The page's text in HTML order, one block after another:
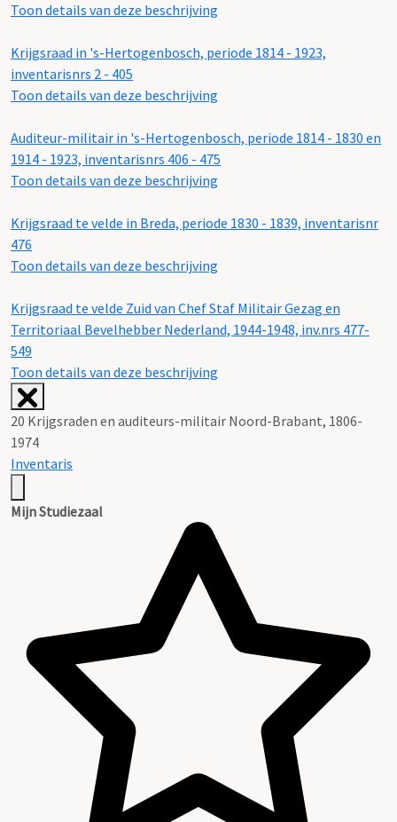
Toon details van deze beschrijving
Krijgsraad in 's-Hertogenbosch, periode 1814 - 1923,
inventarisnrs 2 - 405
Toon details van deze beschrijving
Auditeur-militair in 's-Hertogenbosch, periode 1814 - 1830 en
1914 - 1923, inventarisnrs 406 - 475
Toon details van deze beschrijving
Krijgsraad te velde in Breda, periode 1830 - 1839, inventarisnr
476
Toon details van deze beschrijving
Krijgsraad te velde Zuid van Chef Staf Militair Gezag en
Territoriaal Bevelhebber Nederland, 1944-1948, inv.nrs 477-
549
Toon details van deze beschrijving
20 Krijgsraden en auditeurs-militair Noord-Brabant, 1806-
1974
Inventaris
Mijn Studiezaal